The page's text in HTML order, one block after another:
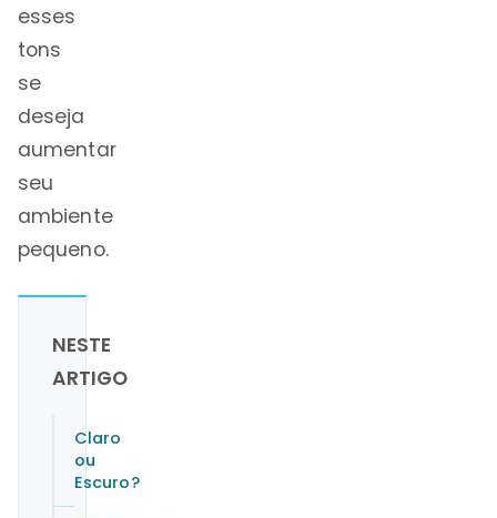
esses
tons
se
deseja
aumentar
seu
ambiente
pequeno.
NESTE
ARTIGO
Claro
ou
Escuro?